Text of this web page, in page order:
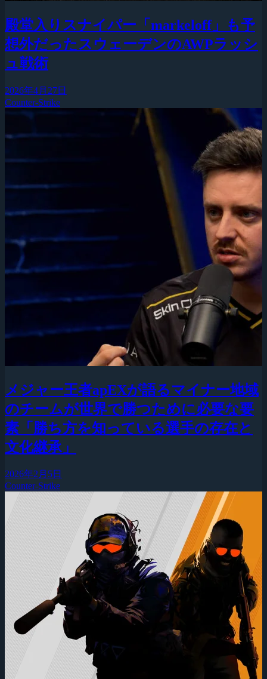
殿堂入りスナイパー「markeloff」も予
想外だったスウェーデンのAWPラッシ
ュ戦術
2026年4月27日
Counter-Strike
メジャー王者apEXが語るマイナー地域
のチームが世界で勝つために必要な要
素「勝ち方を知っている選手の存在と
文化継承」
2026年2月5日
Counter-Strike